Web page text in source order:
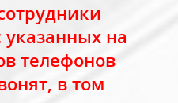
на
телефонов
в том